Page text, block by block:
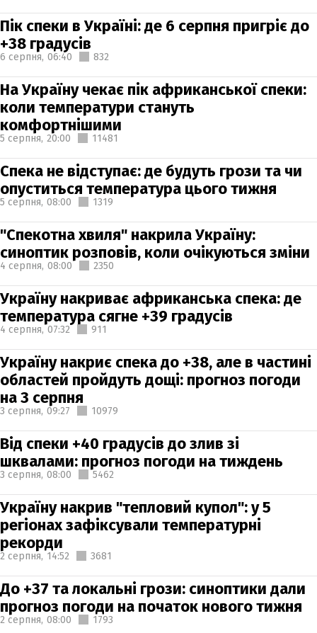
Пік спеки в Україні: де 6 серпня пригріє до
+38 градусів
6 серпня, 06:40 832
На Україну чекає пік африканської спеки:
коли температури стануть
комфортнішими
5 серпня, 20:00 11481
Спека не відступає: де будуть грози та чи
опуститься температура цього тижня
5 серпня, 08:00 1319
"Спекотна хвиля" накрила Україну:
синоптик розповів, коли очікуються зміни
4 серпня, 08:00 2350
Україну накриває африканська спека: де
температура сягне +39 градусів
4 серпня, 07:32 911
Україну накриє спека до +38, але в частині
областей пройдуть дощі: прогноз погоди
на 3 серпня
3 серпня, 09:27 10979
Від спеки +40 градусів до злив зі
шквалами: прогноз погоди на тиждень
3 серпня, 08:00 5462
Україну накрив "тепловий купол": у 5
регіонах зафіксували температурні
рекорди
2 серпня, 14:52 3681
До +37 та локальні грози: синоптики дали
прогноз погоди на початок нового тижня
2 серпня, 08:00 1793